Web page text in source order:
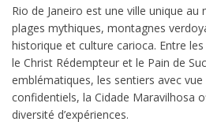
Rio de Janeiro est une ville unique
plages mythiques, montagnes
historique et culture carioca. Entre
le Christ Rédempteur et le Pain de
emblématiques, les sentiers avec vue
confidentiels, la Cidade Maravilhosa
diversité d’expériences.